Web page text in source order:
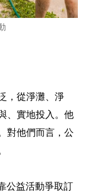
，從淨灘、淨
、實地投入。他
對他們而言，公
公益活動爭取訂